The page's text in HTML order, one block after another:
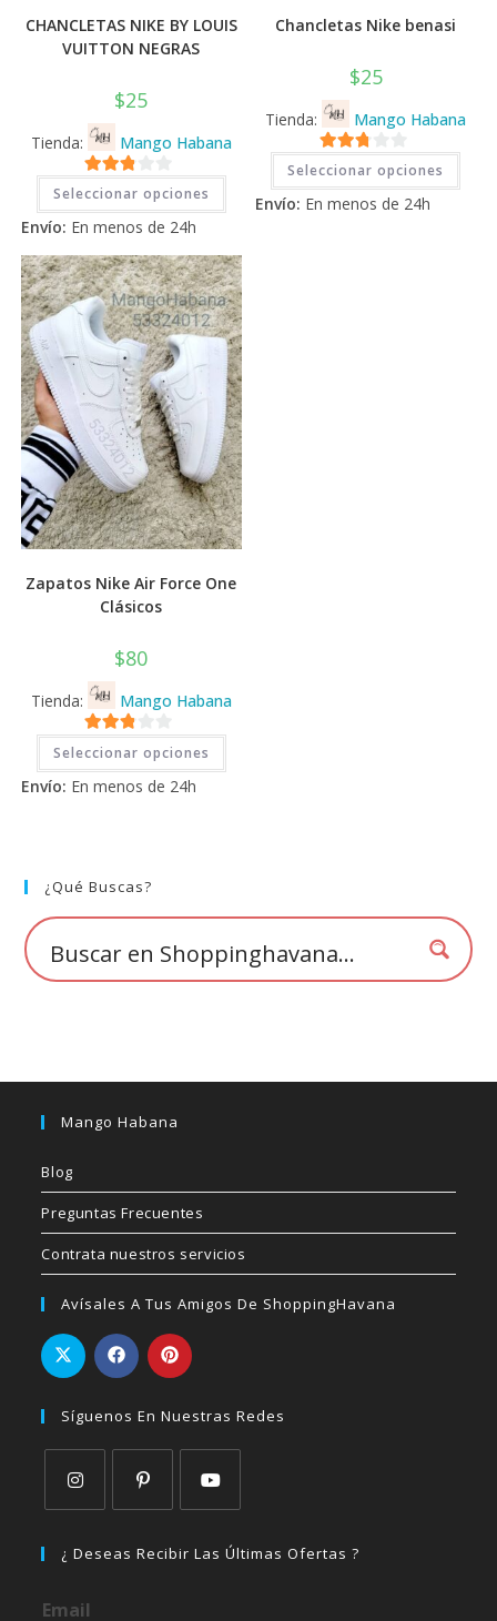
CHANCLETAS NIKE BY LOUIS
VUITTON NEGRAS
$25
Tienda: Mango Habana
2.71
de 5
Seleccionar opciones
Este
producto
tiene
Las
opciones
se
pueden
elegir
en
la
página
de
producto
Envío: En menos de 24h
Chancletas Nike benasi
$25
Tienda: Mango Habana
2.71
de 5
Seleccionar opciones
Este
tiene
Envío: En menos de 24h
Zapatos Nike Air Force One
Clásicos
$80
Tienda: Mango Habana
2.71
de 5
Seleccionar opciones
Este
tiene
la
de
producto
Envío: En menos de 24h
¿Qué Buscas?
Mango Habana
Blog
Preguntas Frecuentes
Contrata nuestros servicios
Avísales A Tus Amigos De ShoppingHavana
Síguenos En Nuestras Redes
abre
una
abre
abre
¿ Deseas Recibir Las Últimas Ofertas ?
Email